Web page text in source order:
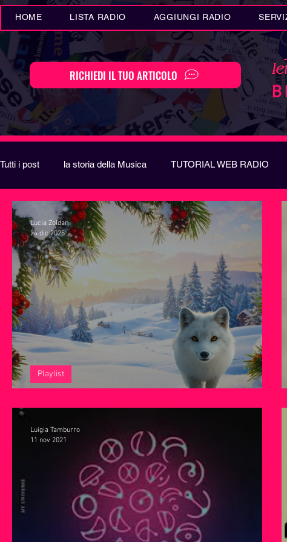
HOME LISTA RADIO AGGIUNGI RADIO
RICHIEDI IL TUO ARTICOLO
Tutti i post la storia della Musica TUTORIAL WEB RADIO
Eventi MUSICA Novità MUSICA Curiosità MUSICA
Festival di Sanremo REPORT
Servizi offerti da WRI Halloween Natale Notizie
Playlist
Lucia Zoldan
24 dic 2025
Luigia Tamburro
11 nov 2021